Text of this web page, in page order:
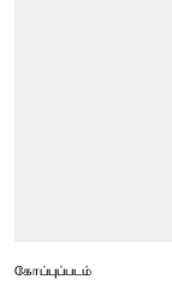
கோப்புப்படம்